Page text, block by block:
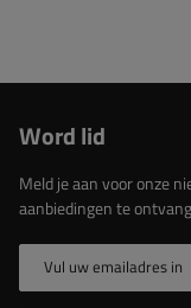
Word lid
Meld je aan voor onze
aanbiedingen te
Vul uw emailadres in